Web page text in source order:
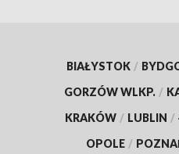
BIAŁYSTOK /
GORZÓW WLKP. /
KRAKÓW / LUBLIN /
OPOLE /